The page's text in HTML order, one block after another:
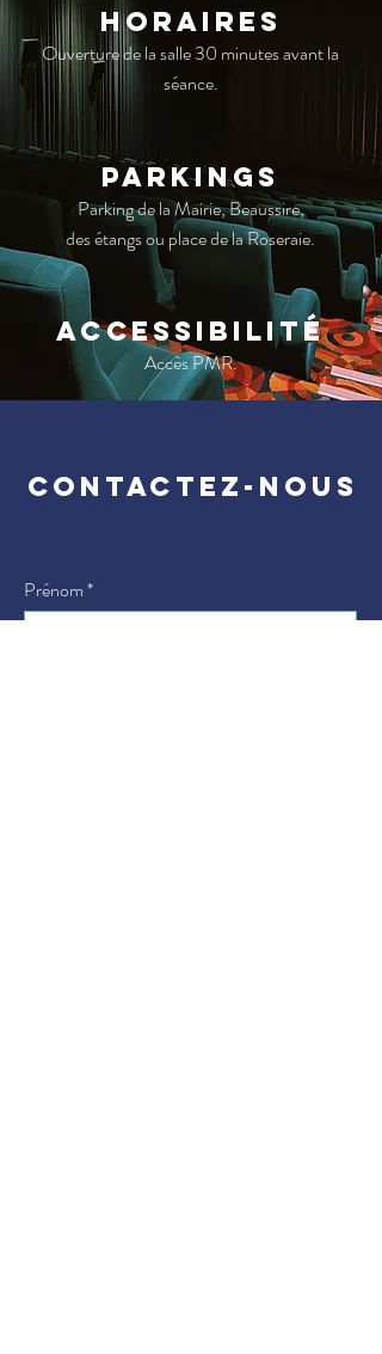
HORAIREs
Ouverture de la salle 30 minutes avant la
séance.
ParkingS
Parking de la Mairie, Beaussire,
des étangs ou place de la Roseraie.
ACCESSIBILITÉ
Accès PMR.
CONTACTEZ-NOUS
Prénom